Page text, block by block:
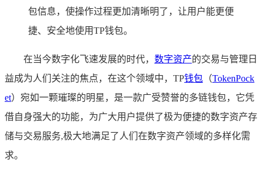
包信息，使操作过程更加清晰明了，让用户能更便
捷、安全地使用TP钱包。
在当今数字化飞速发展的时代， 数字资产的交易与管理日
益成为人们关注的焦点，在这个领域中，TP钱包 （TokenPock
et）宛如一颗璀璨的明星，是一款广受赞誉的多链钱包，它凭
借自身强大的功能，为广大用户提供了极为便捷的数字资产存
储与交易服务,极大地满足了人们在数字资产领域的多样化需
求。